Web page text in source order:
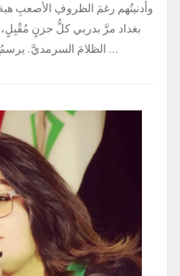
بغداد مرَّ بدربي كلُّ حزنٍ
الظلامَ السرمديَّ. يرسمُ نفسًا قد عرف ...